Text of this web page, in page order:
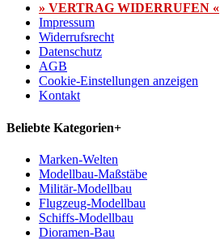
» VERTRAG WIDERRUFEN «
Impressum
Widerrufsrecht
Datenschutz
AGB
Cookie-Einstellungen anzeigen
Kontakt
Beliebte Kategorien+
Marken-Welten
Modellbau-Maßstäbe
Militär-Modellbau
Flugzeug-Modellbau
Schiffs-Modellbau
Dioramen-Bau